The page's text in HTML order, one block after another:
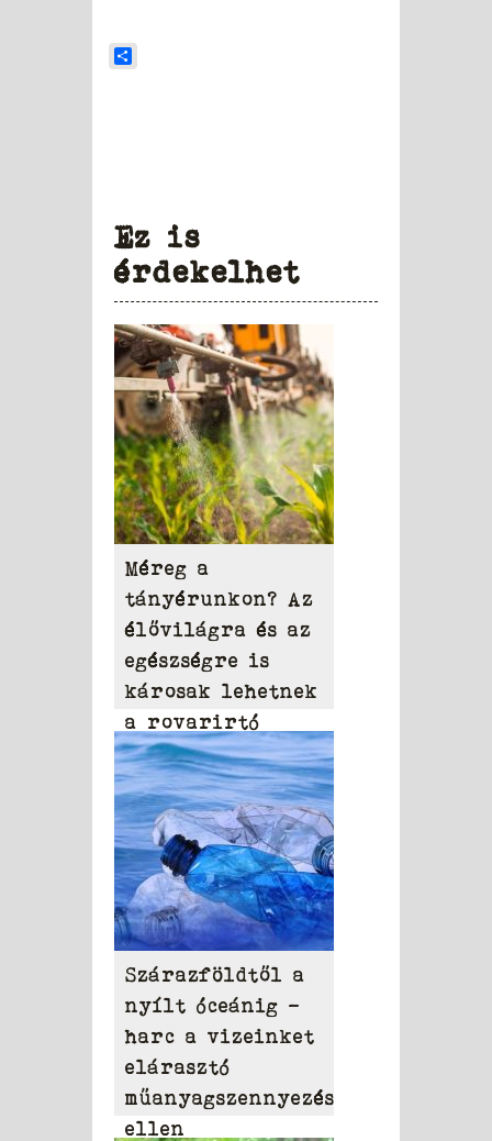
Ez is
érdekelhet
Méreg a
tányérunkon? Az
élővilágra és az
egészségre is
károsak lehetnek
a rovarirtó
szerek
Szárazföldtől a
nyílt óceánig –
harc a vizeinket
elárasztó
műanyagszennyezés
ellen